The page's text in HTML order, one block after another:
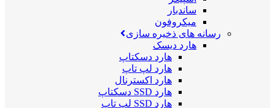
ساندبار
میکروفون
رسانه های ذخیره سازی
هارد دیسک
هارد دسکتاپ
هارد لپ تاپ
هارد اکسترنال
هارد SSD دسکتاپ
هارد SSD لپ تاپ